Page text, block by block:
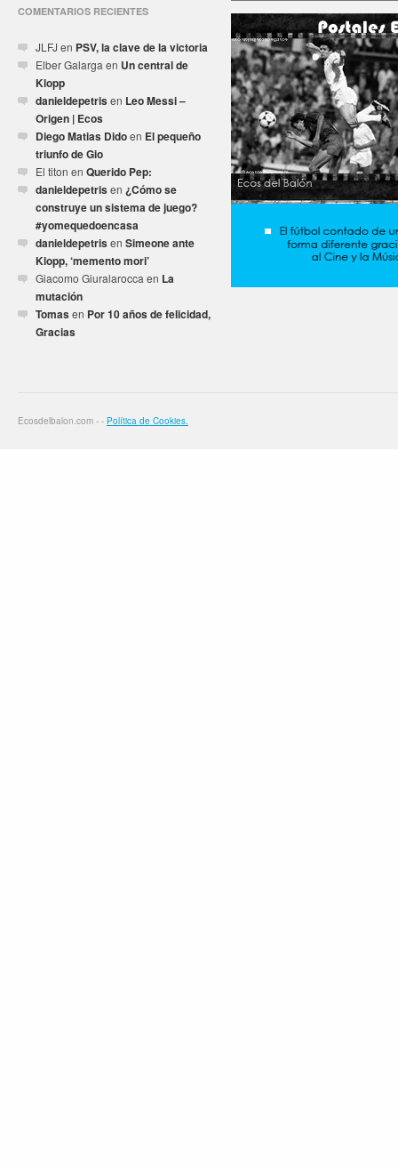
COMENTARIOS RECIENTES
JLFJ en PSV, la clave de la victoria
Elber Galarga en Un central de
Klopp
danieldepetrisen Leo Messi –
Origen | Ecos
Diego Matias Didoen El pequeño
triunfo de Gio
El titon en Querido Pep:
danieldepetrisen ¿Cómo se
construye un sistema de juego?
#yomequedoencasa
danieldepetrisen Simeone ante
Klopp, ‘memento mori’
Giacomo Giuralarocca en La
mutación
Tomasen Por 10 años de felicidad,
Gracias
Ecosdelbalon.com - - Política de Cookies.